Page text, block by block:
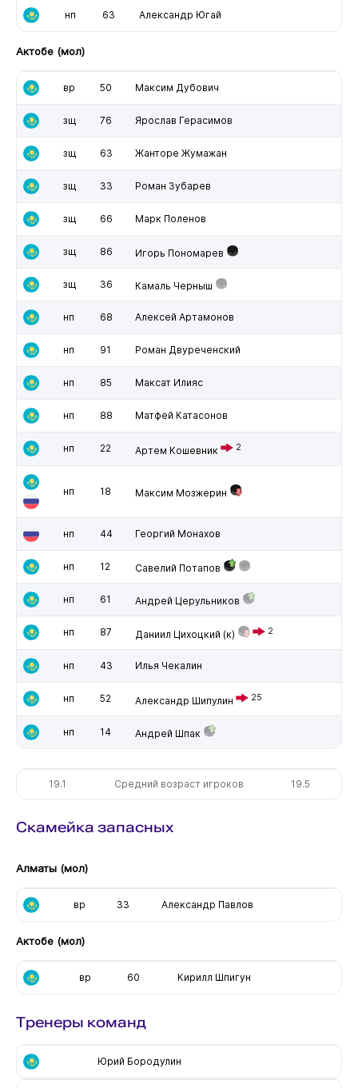
нп 63 Александр Югай
Актобе (мол)
вр 50 Максим Дубович
зщ 76 Ярослав Герасимов
зщ 63 Жанторе Жумажан
зщ 33 Роман Зубарев
зщ 66 Марк Поленов
зщ 86 Игорь Пономарев
зщ 36 Камаль Черныш
нп 68 Алексей Артамонов
нп 91 Роман Двуреченский
нп 85 Максат Илияс
нп 88 Матфей Катасонов
нп 22 Артем Кошевник 2
нп 18 Максим Мозжерин
нп 44 Георгий Монахов
нп 12 Савелий Потапов
нп 61 Андрей Церульников
нп 87 Даниил Цихоцкий (к) 2
нп 43 Илья Чекалин
нп 52 Александр Шипулин 25
нп 14 Андрей Шпак
19.1 Средний возраст игроков 19.5
Скамейка запасных
Алматы (мол)
вр 33 Александр Павлов
Актобе (мол)
вр 60 Кирилл Шпигун
Тренеры команд
Юрий Бородулин